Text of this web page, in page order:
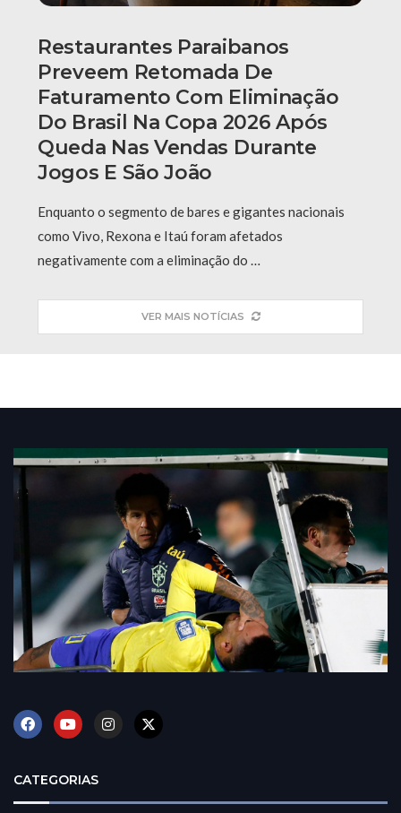
Restaurantes Paraibanos
Preveem Retomada De
Faturamento Com Eliminação
Do Brasil Na Copa 2026 Após
Queda Nas Vendas Durante
Jogos E São João
Enquanto o segmento de bares e gigantes nacionais
como Vivo, Rexona e Itaú foram afetados
negativamente com a eliminação do …
VER MAIS NOTÍCIAS
CATEGORIAS